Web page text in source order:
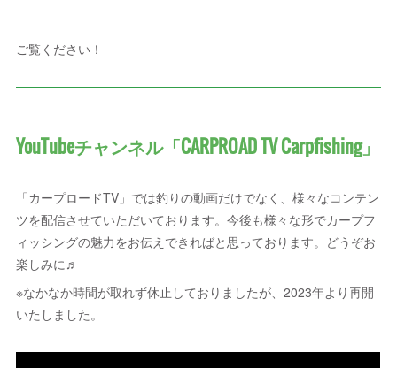
ご覧ください！
YouTubeチャンネル「CARPROAD TV Carpfishing」
「カープロードTV」では釣りの動画だけでなく、様々なコンテン
ツを配信させていただいております。今後も様々な形でカープフ
ィッシングの魅力をお伝えできればと思っております。どうぞお
楽しみに♬
※なかなか時間が取れず休止しておりましたが、2023年より再開
いたしました。